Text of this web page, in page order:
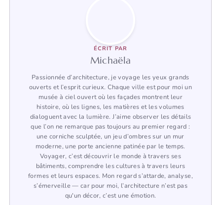
ÉCRIT PAR
Michaëla
Passionnée d’architecture, je voyage les yeux grands
ouverts et l’esprit curieux. Chaque ville est pour moi un
musée à ciel ouvert où les façades montrent leur
histoire, où les lignes, les matières et les volumes
dialoguent avec la lumière. J’aime observer les détails
que l’on ne remarque pas toujours au premier regard :
une corniche sculptée, un jeu d’ombres sur un mur
moderne, une porte ancienne patinée par le temps.
Voyager, c’est découvrir le monde à travers ses
bâtiments, comprendre les cultures à travers leurs
formes et leurs espaces. Mon regard s’attarde, analyse,
s’émerveille — car pour moi, l’architecture n’est pas
qu'un décor, c’est une émotion.